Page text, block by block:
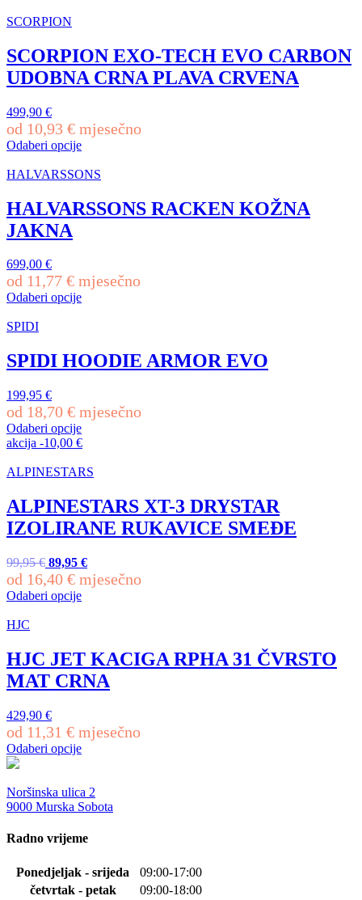
SCORPION
SCORPION EXO-TECH EVO CARBON
UDOBNA CRNA PLAVA CRVENA
499,90 €
od 10,93 € mjesečno
Odaberi opcije
proizvod
više
varijanti.
Opcije
mogu
odabrati
na
stranici
proizvoda
HALVARSSONS
HALVARSSONS RACKEN KOŽNA
JAKNA
699,00 €
od 11,77 € mjesečno
Odaberi opcije
proizvod
više
varijanti.
se
mogu
odabrati
na
proizvoda
SPIDI
SPIDI HOODIE ARMOR EVO
199,95 €
od 18,70 € mjesečno
Odaberi opcije
Ovaj
ima
varijanti.
Opcije
se
odabrati
stranici
proizvoda
akcija -10,00 €
ALPINESTARS
ALPINESTARS XT-3 DRYSTAR
IZOLIRANE RUKAVICE SMEĐE
99,95€ Izvorna
cijena
bila
je:
89,95 €Trenutna
cijena
je:
od 16,40 € mjesečno
Odaberi opcije
proizvod
više
varijanti.
Opcije
mogu
odabrati
na
stranici
proizvoda
HJC
HJC JET KACIGA RPHA 31 ČVRSTO
MAT CRNA
429,90 €
od 11,31 € mjesečno
Odaberi opcije
Ovaj
ima
više
Opcije
odabrati
Noršinska ulica 2
9000 Murska Sobota
Radno vrijeme
Ponedjeljak - srijeda
09:00-17:00
četvrtak - petak
09:00-18:00